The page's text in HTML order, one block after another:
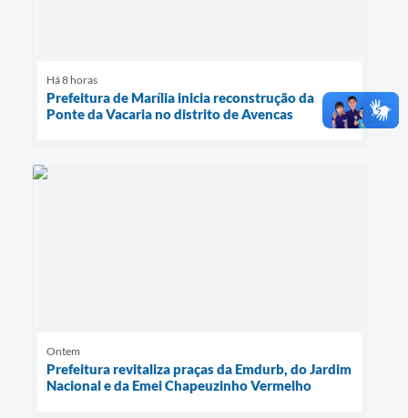
Há 8 horas
Prefeitura de Marília inicia reconstrução da
Ponte da Vacaria no distrito de Avencas
Ontem
Prefeitura revitaliza praças da Emdurb, do Jardim
Nacional e da Emei Chapeuzinho Vermelho